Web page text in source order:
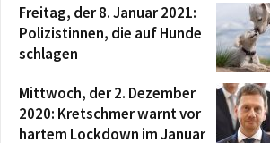
Freitag, der 8. Januar 2021:
Polizistinnen, die auf Hunde
schlagen
Mittwoch, der 2. Dezember
2020: Kretschmer warnt vor
hartem Lockdown im Januar